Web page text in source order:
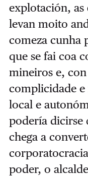
explotación, as
levan moito
comeza cunha
que se fai coa
mineiros e,
complicidade e
local e
podería dicirse
chega a
poder, o